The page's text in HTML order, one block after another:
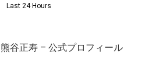
Last 24 Hours
熊谷正寿 – 公式プロフィール